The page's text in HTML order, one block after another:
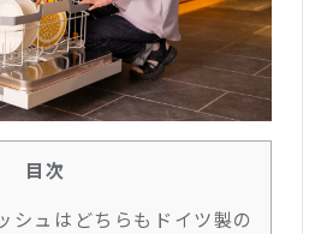
目次
シュはどちらもドイツ製の